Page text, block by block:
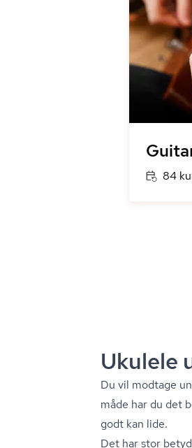
84
Ukulele
Du vil modtage
måde har du det
godt kan lide.
Det har stor